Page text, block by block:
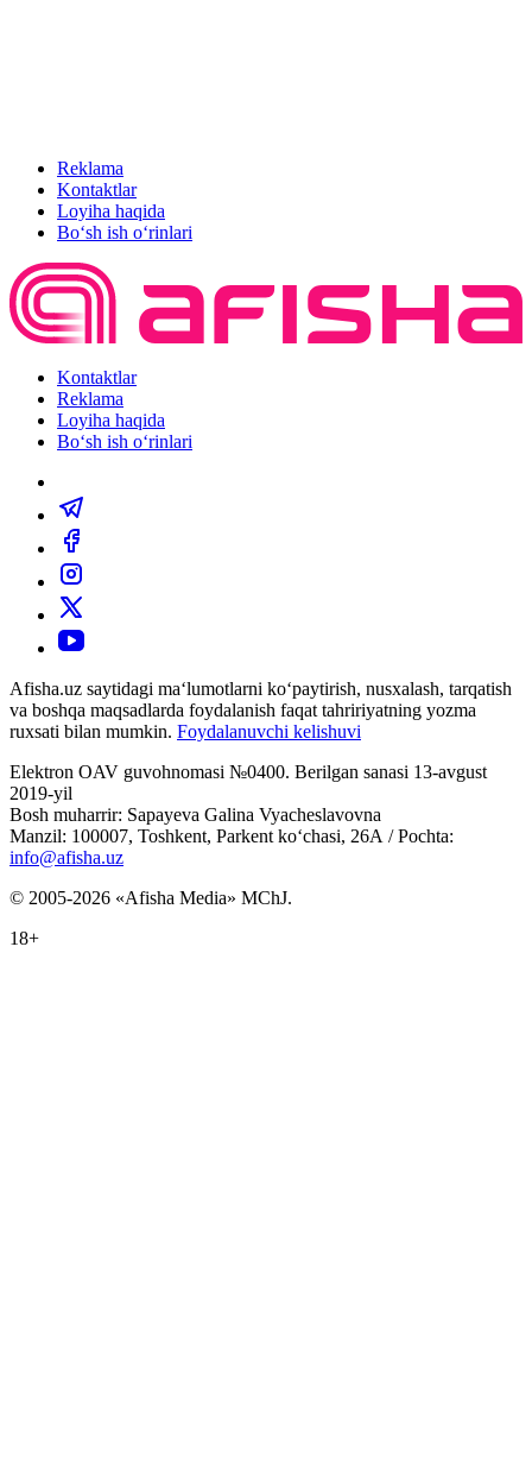
Reklama
Kontaktlar
Loyiha haqida
Bo‘sh ish o‘rinlari
Kontaktlar
Reklama
Loyiha haqida
Bo‘sh ish o‘rinlari
Afisha.uz saytidagi ma‘lumotlarni ko‘paytirish, nusxalash, tarqatish
va boshqa maqsadlarda foydalanish faqat tahririyatning yozma
ruxsati bilan mumkin. Foydalanuvchi kelishuvi
Elektron OAV guvohnomasi №0400. Berilgan sanasi 13-avgust
2019-yil
Bosh muharrir: Sapayeva Galina Vyacheslavovna
Manzil: 100007, Toshkent, Parkent ko‘chasi, 26А / Pochta:
info@afisha.uz
© 2005-2026 «Afisha Media» MChJ.
18+